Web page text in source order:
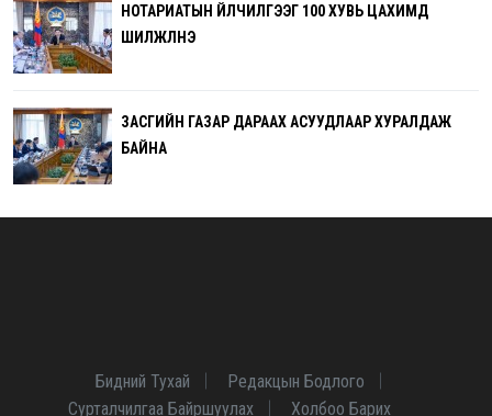
НОТАРИАТЫН ҮЙЛЧИЛГЭЭГ 100 ХУВЬ ЦАХИМД
ШИЛЖҮҮЛНЭ
ЗАСГИЙН ГАЗАР ДАРААХ АСУУДЛААР ХУРАЛДАЖ
БАЙНА
Бидний Тухай
Редакцын Бодлого
Сурталчилгаа Байршуулах
Холбоо Барих